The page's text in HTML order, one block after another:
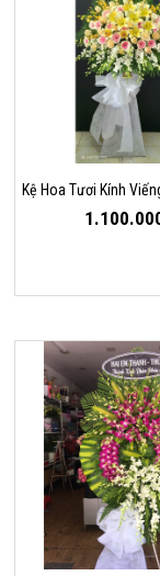
Kệ Hoa Tươi Kính